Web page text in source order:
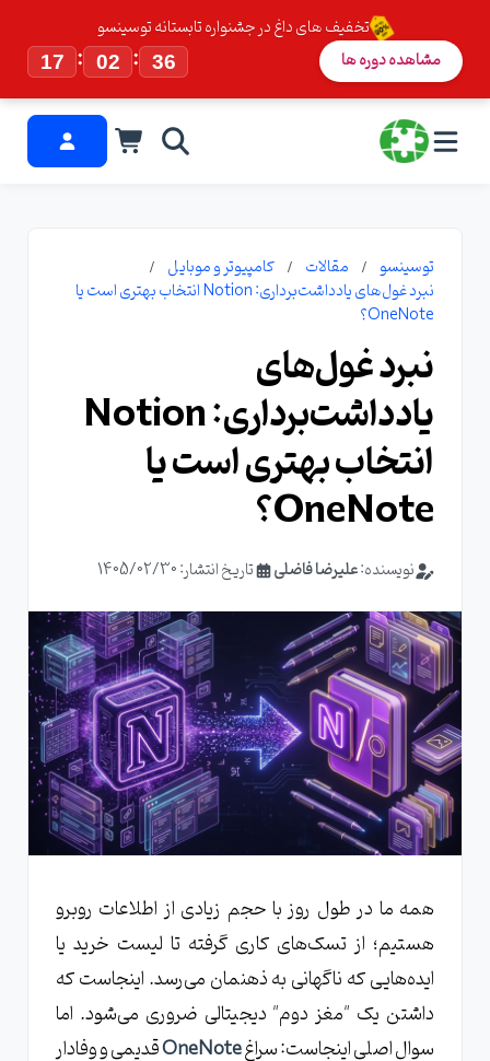
تخفیف های داغ در جشنواره تابستانه توسینسو
17
: 02 : 35 مشاهده دوره ها
توسینسو مقالات
کامپیوتر و موبایل
نبرد غول‌های یادداشت‌برداری: Notion انتخاب بهتری است یا
OneNote؟
نبرد غول‌های
یادداشت‌برداری: Notion
انتخاب بهتری است یا
OneNote؟
نویسنده:علیرضا فاضلی تاریخ انتشار: 1405/02/30
همه ما در طول روز با حجم زیادی از اطلاعات روبرو
هستیم؛ از تسک‌های کاری گرفته تا لیست خرید یا
ایده‌هایی که ناگهانی به ذهنمان می‌رسد. اینجاست که
داشتن یک "مغز دوم" دیجیتالی ضروری می‌شود. اما
سوال اصلی اینجاست: سراغOneNoteقدیمی و وفادار